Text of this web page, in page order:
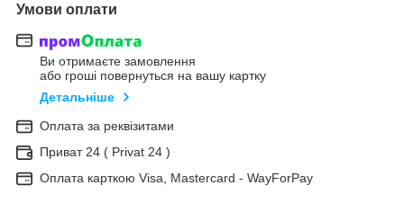
Умови оплати
Ви отримаєте замовлення
або гроші повернуться на вашу картку
Детальніше
Оплата за реквізитами
Приват 24 ( Privat 24 )
Оплата карткою Visa, Mastercard - WayForPay